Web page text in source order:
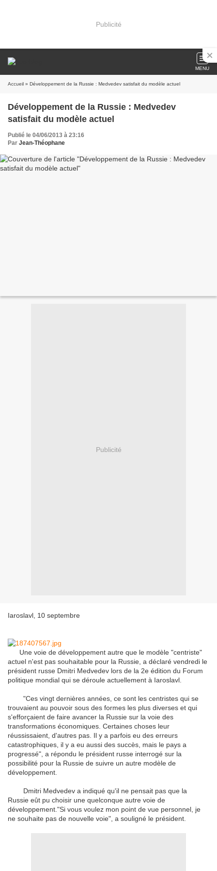
Publicité
MENU
Accueil » Développement de la Russie : Medvedev satisfait du modèle actuel
Développement de la Russie : Medvedev
satisfait du modèle actuel
Publié le 04/06/2013 à 23:16
Par Jean-Théophane
Publicité
Iaroslavl, 10 septembre
Une voie de développement autre que le modèle "centriste"
actuel n'est pas souhaitable pour la Russie, a déclaré vendredi le
président russe Dmitri Medvedev lors de la 2e édition du Forum
politique mondial qui se déroule actuellement à Iaroslavl.
"Ces vingt dernières années, ce sont les centristes qui se
trouvaient au pouvoir sous des formes les plus diverses et qui
s'efforçaient de faire avancer la Russie sur la voie des
transformations économiques. Certaines choses leur
réussissaient, d'autres pas. Il y a parfois eu des erreurs
catastrophiques, il y a eu aussi des succès, mais le pays a
progressé", a répondu le président russe interrogé sur la
possibilité pour la Russie de suivre un autre modèle de
développement.
Dmitri Medvedev a indiqué qu'il ne pensait pas que la
Russie eût pu choisir une quelconque autre voie de
développement."Si vous voulez mon point de vue personnel, je
ne souhaite pas de nouvelle voie", a souligné le président.